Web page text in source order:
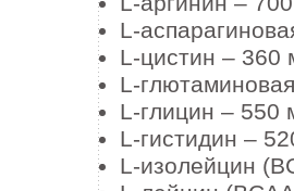
L-
L-цистин – 360
L-
L-глицин – 550
L-гистидин –
L-изолейцин